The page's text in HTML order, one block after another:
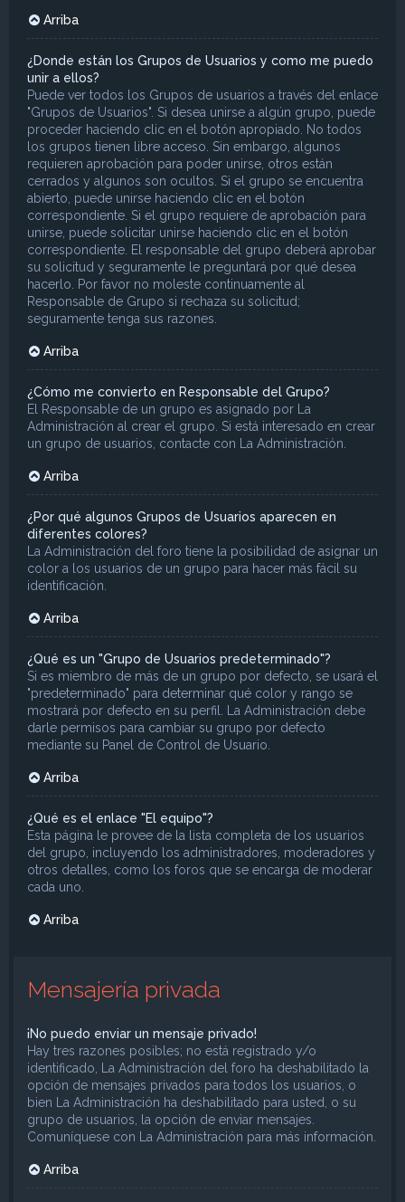
Arriba
¿Donde están los Grupos de Usuarios y como me puedo
unir a ellos?
Puede ver todos los Grupos de usuarios a través del enlace
"Grupos de Usuarios". Si desea unirse a algún grupo, puede
proceder haciendo clic en el botón apropiado. No todos
los grupos tienen libre acceso. Sin embargo, algunos
requieren aprobación para poder unirse, otros están
cerrados y algunos son ocultos. Si el grupo se encuentra
abierto, puede unirse haciendo clic en el botón
correspondiente. Si el grupo requiere de aprobación para
unirse, puede solicitar unirse haciendo clic en el botón
correspondiente. El responsable del grupo deberá aprobar
su solicitud y seguramente le preguntará por qué desea
hacerlo. Por favor no moleste continuamente al
Responsable de Grupo si rechaza su solicitud;
seguramente tenga sus razones.
Arriba
¿Cómo me convierto en Responsable del Grupo?
El Responsable de un grupo es asignado por La
Administración al crear el grupo. Si está interesado en crear
un grupo de usuarios, contacte con La Administración.
Arriba
¿Por qué algunos Grupos de Usuarios aparecen en
diferentes colores?
La Administración del foro tiene la posibilidad de asignar un
color a los usuarios de un grupo para hacer más fácil su
identificación.
Arriba
¿Qué es un "Grupo de Usuarios predeterminado"?
Si es miembro de más de un grupo por defecto, se usará el
"predeterminado" para determinar qué color y rango se
mostrará por defecto en su perfil. La Administración debe
darle permisos para cambiar su grupo por defecto
mediante su Panel de Control de Usuario.
Arriba
¿Qué es el enlace "El equipo"?
Esta página le provee de la lista completa de los usuarios
del grupo, incluyendo los administradores, moderadores y
otros detalles, como los foros que se encarga de moderar
cada uno.
Arriba
Mensajería privada
¡No puedo enviar un mensaje privado!
Hay tres razones posibles; no está registrado y/o
identificado, La Administración del foro ha deshabilitado la
opción de mensajes privados para todos los usuarios, o
bien La Administración ha deshabilitado para usted, o su
grupo de usuarios, la opción de enviar mensajes.
Comuníquese con La Administración para más información.
Arriba